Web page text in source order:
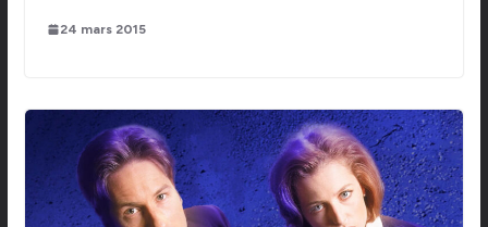
24 mars 2015